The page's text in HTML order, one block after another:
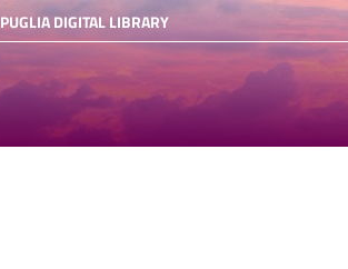
PUGLIA DIGITAL LIBRARY